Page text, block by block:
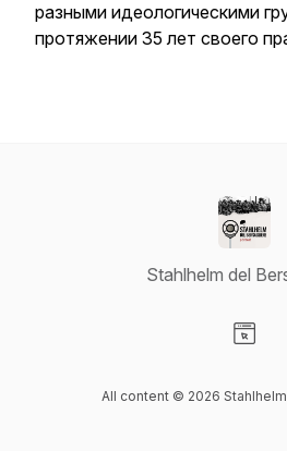
разными идеологическими
протяжении 35 лет своего
Stahlhelm del
All content © 2026